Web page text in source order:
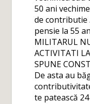
50 ani
de contributie
pensie la 55
MILITARUL
ACTIVITATI
SPUNE
De asta au
te patească